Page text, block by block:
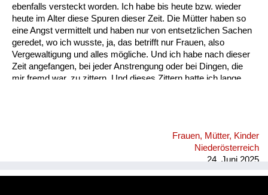
ebenfalls versteckt worden. Ich habe bis heute bzw. wieder
heute im Alter diese Spuren dieser Zeit. Die Mütter haben so
eine Angst vermittelt und haben nur von entsetzlichen Sachen
geredet, wo ich wusste, ja, das betrifft nur Frauen, also
Vergewaltigung und alles mögliche. Und ich habe nach dieser
Zeit angefangen, bei jeder Anstrengung oder bei Dingen, die
mir fremd war, zu zittern. Und dieses Zittern hatte ich lange,
dann war es besser. Aber jetzt im Alter ist es wieder da ist,
Frauen, Mütter, Kinder
Niederösterreich
24. Juni 2025